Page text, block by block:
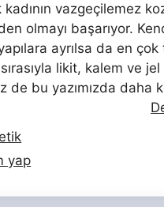
vazgeçilemez
olmayı başarıyor.
ayrılsa da en çok
likit, kalem ve
de bu yazımızda daha
yap